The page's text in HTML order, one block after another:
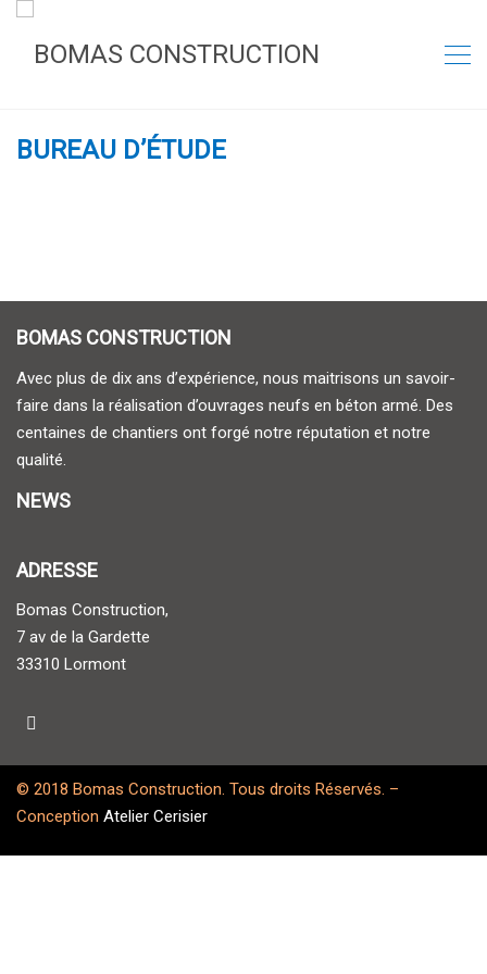
BUREAU D’ÉTUDE
BOMAS CONSTRUCTION
Avec plus de dix ans d’expérience, nous maitrisons un savoir-
faire dans la réalisation d’ouvrages neufs en béton armé. Des
centaines de chantiers ont forgé notre réputation et notre
qualité.
NEWS
ADRESSE
Bomas Construction,
7 av de la Gardette
33310 Lormont
© 2018 Bomas Construction. Tous droits Réservés. –
Conception Atelier Cerisier